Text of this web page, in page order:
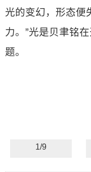
光的变幻，形态便
力。”光是贝聿铭
题。
1/9